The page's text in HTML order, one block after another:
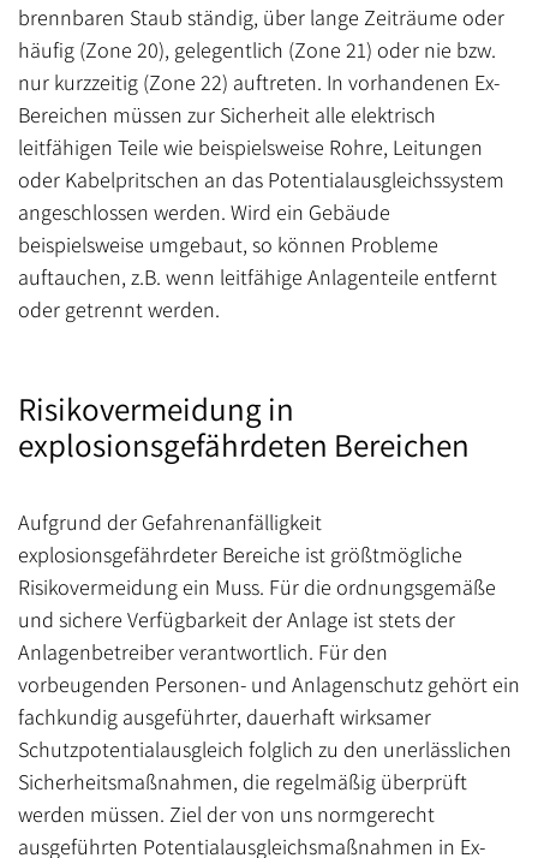
brennbaren Staub ständig, über lange Zeiträume oder
häufig (Zone 20), gelegentlich (Zone 21) oder nie bzw.
nur kurzzeitig (Zone 22) auftreten. In vorhandenen Ex-
Bereichen müssen zur Sicherheit alle elektrisch
leitfähigen Teile wie beispielsweise Rohre, Leitungen
oder Kabelpritschen an das Potentialausgleichssystem
angeschlossen werden. Wird ein Gebäude
beispielsweise umgebaut, so können Probleme
auftauchen, z.B. wenn leitfähige Anlagenteile entfernt
oder getrennt werden.
Risikovermeidung in
explosionsgefährdeten Bereichen
Aufgrund der Gefahrenanfälligkeit
explosionsgefährdeter Bereiche ist größtmögliche
Risikovermeidung ein Muss. Für die ordnungsgemäße
und sichere Verfügbarkeit der Anlage ist stets der
Anlagenbetreiber verantwortlich. Für den
vorbeugenden Personen- und Anlagenschutz gehört ein
fachkundig ausgeführter, dauerhaft wirksamer
Schutzpotentialausgleich folglich zu den unerlässlichen
Sicherheitsmaßnahmen, die regelmäßig überprüft
werden müssen. Ziel der von uns normgerecht
ausgeführten Potentialausgleichsmaßnahmen in Ex-